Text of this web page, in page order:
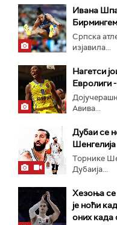
Ивана
Српска
изјавила...
Нагетси
Евролиги
Авива...
Дубаи се
Шенгелија
Торнике
Дубаија...
Хезоња
је ноћи
оних када